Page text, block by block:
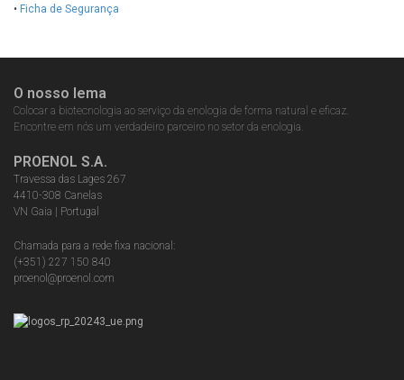
• Ficha de Segurança
O nosso lema
Colocar a biotecnologia ao serviço da enologia de forma natural e eficaz.
Encontre em nós um verdadeiro parceiro no setor da enologia.
PROENOL S.A.
Travessa das Lages 267
4410-308 Canelas
VN Gaia | Portugal
Chamada para a rede fixa nacional:
(+351) 227 150 840
proenol@proenol.com